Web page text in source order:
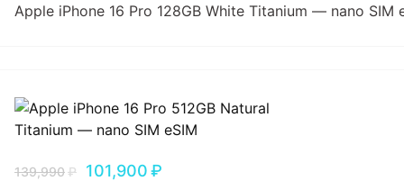
Apple iPhone 16 Pro 128GB White Titanium — nano SIM
139,990₽ 101,900₽